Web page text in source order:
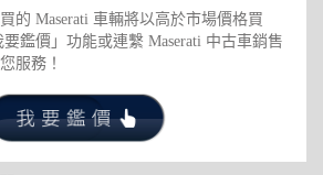
的 Maserati 車輛將以高於市場價格買
鑑價」功能或連繫 Maserati 中古車銷售
服務！